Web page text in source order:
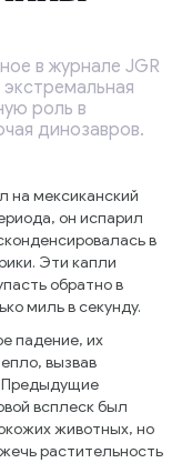
в журнале JGR
роль в
динозавров.
на мексиканский
он испарил
в
Эти капли
обратно в
миль в секунду.
падение, их
вызвав
Предыдущие
всплеск был
животных, но
растительность